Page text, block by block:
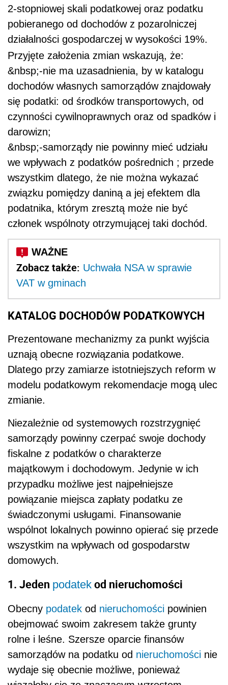
2-stopniowej skali podatkowej oraz podatku
pobieranego od dochodów z pozarolniczej
działalności gospodarczej w wysokości 19%.
Przyjęte założenia zmian wskazują, że:
&nbsp;-nie ma uzasadnienia, by w katalogu
dochodów własnych samorządów znajdowały
się podatki: od środków transportowych, od
czynności cywilnoprawnych oraz od spadków i
darowizn;
&nbsp;-samorządy nie powinny mieć udziału
we wpływach z podatków pośrednich ; przede
wszystkim dlatego, że nie można wykazać
związku pomiędzy daniną a jej efektem dla
podatnika, którym zresztą może nie być
członek wspólnoty otrzymującej taki dochód.
Zobacz także: Uchwała NSA w sprawie
VAT w gminach
KATALOG DOCHODÓW PODATKOWYCH
Prezentowane mechanizmy za punkt wyjścia
uznają obecne rozwiązania podatkowe.
Dlatego przy zamiarze istotniejszych reform w
modelu podatkowym rekomendacje mogą ulec
zmianie.
Niezależnie od systemowych rozstrzygnięć
samorządy powinny czerpać swoje dochody
fiskalne z podatków o charakterze
majątkowym i dochodowym. Jedynie w ich
przypadku możliwe jest najpełniejsze
powiązanie miejsca zapłaty podatku ze
świadczonymi usługami. Finansowanie
wspólnot lokalnych powinno opierać się przede
wszystkim na wpływach od gospodarstw
domowych.
1. Jeden podatek od nieruchomości
Obecny podatek od nieruchomości powinien
obejmować swoim zakresem także grunty
rolne i leśne. Szersze oparcie finansów
samorządów na podatku od nieruchomości nie
wydaje się obecnie możliwe, ponieważ